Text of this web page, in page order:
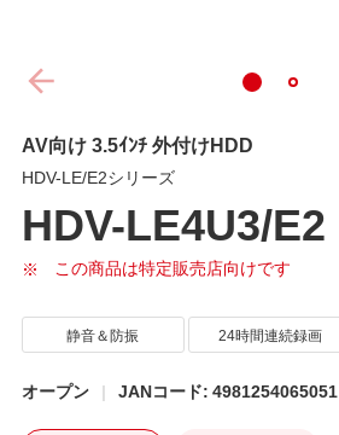
AV向け 3.5ｲﾝﾁ 外付けHDD
HDV-LE/E2シリーズ
HDV-LE4U3/E2
この商品は特定販売店向けです
静音＆防振 24時間連続録画
オープン JANコード: 4981254065051